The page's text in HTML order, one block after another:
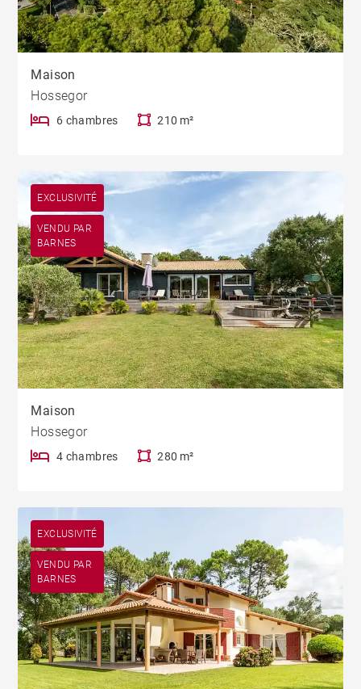
Maison
Hossegor
6 chambres 210 m²
EXCLUSIVITÉ
VENDU PAR
BARNES
Maison
Hossegor
4 chambres 280 m²
EXCLUSIVITÉ
VENDU PAR
BARNES